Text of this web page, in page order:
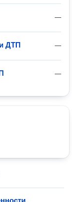
—
—
ДТП
—